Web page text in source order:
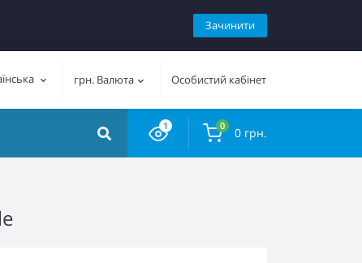
Зачинити
грн. Валюта Особистий кабінет
1 0 0 грн.